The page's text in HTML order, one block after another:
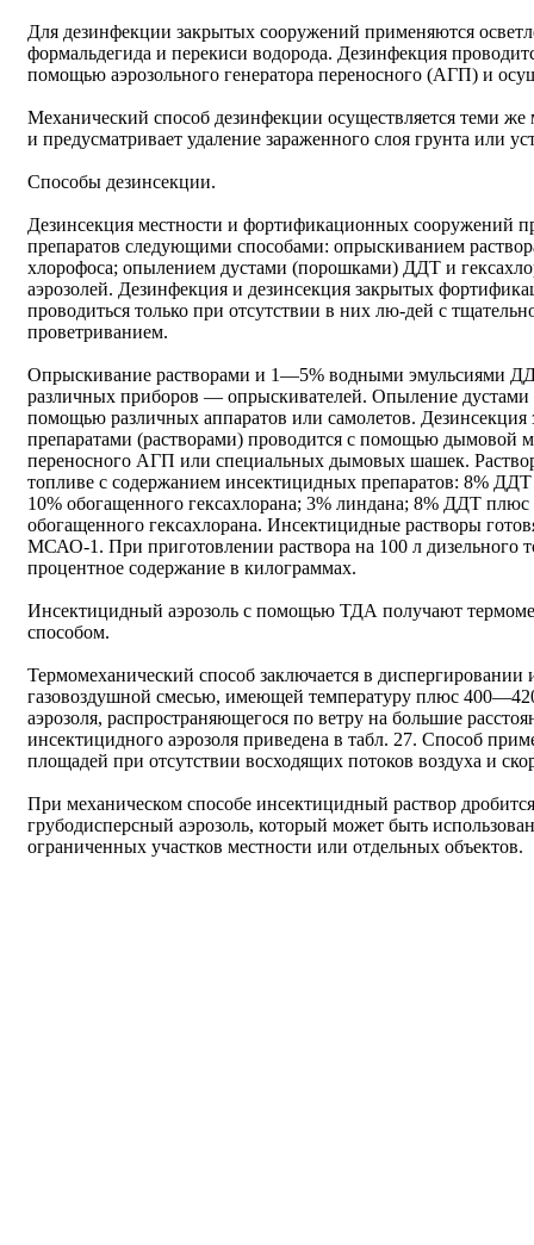
Для дезинфекции закрытых сооружений применяются
формальдегида и перекиси водорода. Дезинфекция
помощью аэрозольного генератора переносного (АГП) и
Механический способ дезинфекции осуществляется теми
и предусматривает удаление зараженного слоя грунта или
Способы дезинсекции.
Дезинсекция местности и фортификационных сооружений
препаратов следующими способами: опрыскиванием
хлорофоса; опылением дустами (порошками) ДДТ и
аэрозолей. Дезинфекция и дезинсекция закрытых
проводиться только при отсутствии в них лю-дей с
проветриванием.
Опрыскивание растворами и 1—5% водными эмульсиями
различных приборов — опрыскивателей. Опыление дустами
помощью различных аппаратов или самолетов.
препаратами (растворами) проводится с помощью дымовой
переносного АГП или специальных дымовых шашек.
топливе с содержанием инсектицидных препаратов: 8% ДДТ
10% обогащенного гексахлорана; 3% линдана; 8% ДДТ
обогащенного гексахлорана. Инсектицидные растворы
МСАО-1. При приготовлении раствора на 100 л дизельного
процентное содержание в килограммах.
Инсектицидный аэрозоль с помощью ТДА получают
способом.
Термомеханический способ заключается в
газовоздушной смесью, имеющей температуру плюс
аэрозоля, распространяющегося по ветру на большие
инсектицидного аэрозоля приведена в табл. 27. Способ
площадей при отсутствии восходящих потоков воздуха и
При механическом способе инсектицидный раствор
грубодисперсный аэрозоль, который может быть
ограниченных участков местности или отдельных объектов.